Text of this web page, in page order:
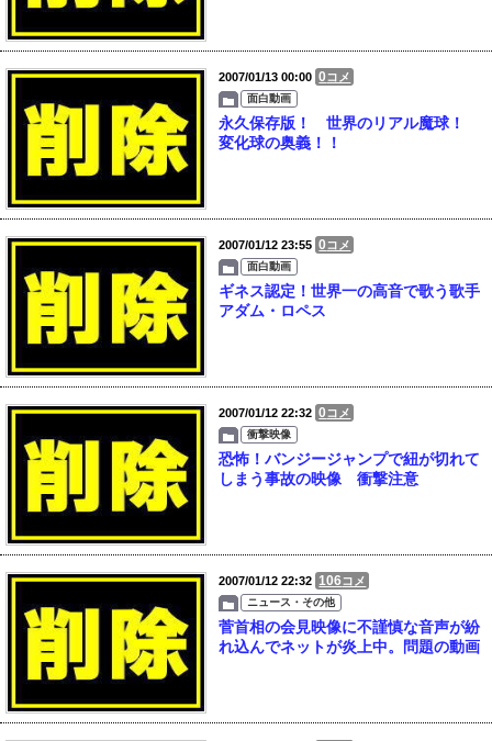
2007/01/13 00:00 0 コメ
面白動画
永久保存版！ 世界のリアル魔球！
変化球の奥義！！
2007/01/12 23:55 0 コメ
面白動画
ギネス認定！世界一の高音で歌う歌手
アダム・ロペス
2007/01/12 22:32 0 コメ
衝撃映像
恐怖！バンジージャンプで紐が切れて
しまう事故の映像 衝撃注意
2007/01/12 22:32 106 コメ
ニュース・その他
菅首相の会見映像に不謹慎な音声が紛
れ込んでネットが炎上中。問題の動画